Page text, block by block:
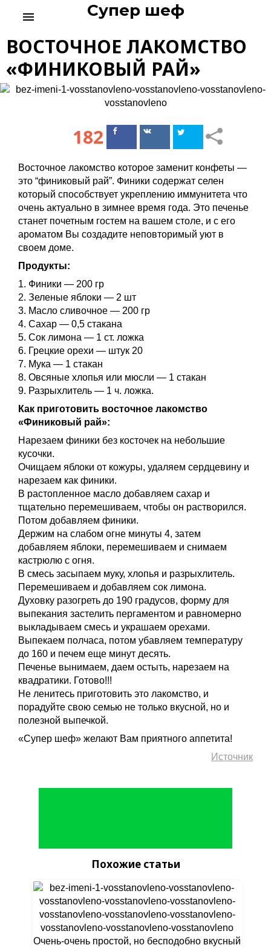
c
Супер шеф
menu
ВОСТОЧНОЕ ЛАКОМСТВО
«ФИНИКОВЫЙ РАЙ»
182
ПоделитьсяПоделиться
Восточное лакомство которое заменит конфеты —
это “финиковый рай”. Финики содержат селен
который способствует укреплению иммунитета что
очень актуально в зимнее время года. Это печенье
станет почетным гостем на вашем столе, и с его
ароматом Вы создадите неповторимый уют в
своем доме.
Продукты:
1. Финики — 200 гр
2. Зеленые яблоки — 2 шт
3. Масло сливочное — 200 гр
4. Сахар — 0,5 стакана
5. Сок лимона — 1 ст. ложка
6. Грецкие орехи — штук 20
7. Мука — 1 стакан
8. Овсяные хлопья или мюсли — 1 стакан
9. Разрыхлитель — 1 ч. ложка.
Как приготовить восточное лакомство
«Финиковый рай»:
Нарезаем финики без косточек на небольшие
кусочки.
Очищаем яблоки от кожуры, удаляем сердцевину и
нарезаем как финики.
В растопленное масло добавляем сахар и
тщательно перемешиваем, чтобы он растворился.
Потом добавляем финики.
Держим на слабом огне минуты 4, затем
добавляем яблоки, перемешиваем и снимаем
кастрюлю с огня.
В смесь засыпаем муку, хлопья и разрыхлитель.
Перемешиваем и добавляем сок лимона.
Духовку разогреть до 190 градусов, форму для
выпекания застелить пергаментом и равномерно
выкладываем смесь и украшаем орехами.
Выпекаем полчаса, потом убавляем температуру
до 160 и печем еще минут десять.
Печенье вынимаем, даем остыть, нарезаем на
квадратики. Готово!!!
Не ленитесь приготовить это лакомство, и
порадуйте свою семью не только вкусной, но и
полезной выпечкой.
«Супер шеф» желают Вам приятного аппетита!
Источник
Похожие статьи
Очень-очень простой, но бесподобно вкусный